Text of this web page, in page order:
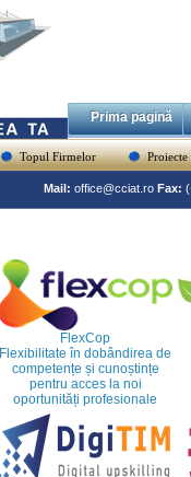
Prima pagină
Topul Firmelor Proiecte
Mail: office@cciat.ro Fax:
FlexCop
Flexibilitate în dobândirea de
competențe și cunoștințe
pentru acces la noi
oportunități profesionale